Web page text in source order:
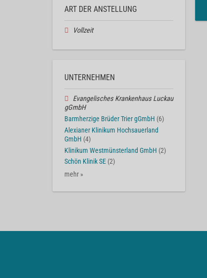
ART DER ANSTELLUNG
Vollzeit
UNTERNEHMEN
Evangelisches Krankenhaus Luckau
gGmbH
Barmherzige Brüder Trier gGmbH (6)
Alexianer Klinikum Hochsauerland
GmbH (4)
Klinikum Westmünsterland GmbH (2)
Schön Klinik SE (2)
mehr »